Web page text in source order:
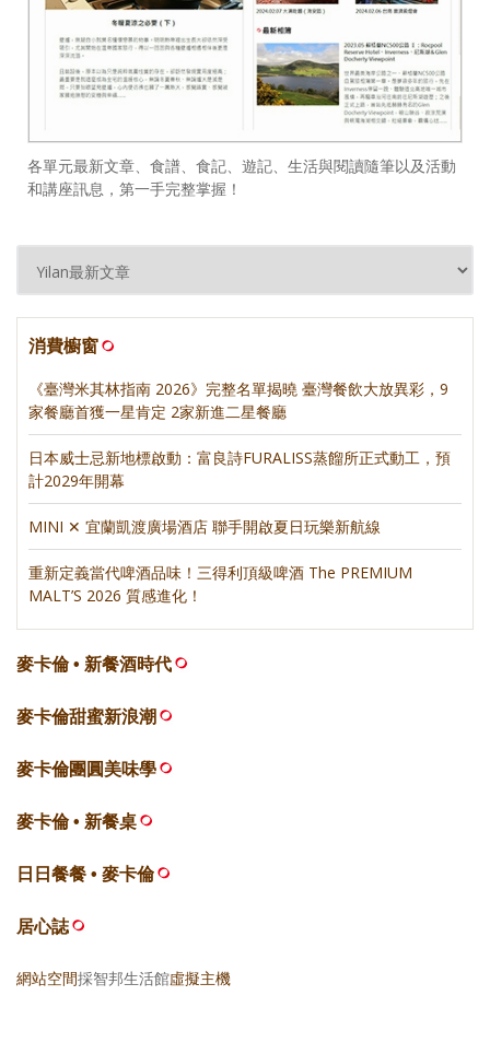
各單元最新文章、食譜、食記、遊記、生活與閱讀隨筆以及活動
和講座訊息，第一手完整掌握！
消費櫥窗
《臺灣米其林指南 2026》完整名單揭曉 臺灣餐飲大放異彩，9
家餐廳首獲一星肯定 2家新進二星餐廳
日本威士忌新地標啟動：富良詩FURALISS蒸餾所正式動工，預
計2029年開幕
MINI ✕ 宜蘭凱渡廣場酒店 聯手開啟夏日玩樂新航線
重新定義當代啤酒品味！三得利頂級啤酒 The PREMIUM
MALT’S 2026 質感進化！
麥卡倫 • 新餐酒時代
麥卡倫甜蜜新浪潮
麥卡倫團圓美味學
麥卡倫 • 新餐桌
日日餐餐 • 麥卡倫
居心誌
網站空間採智邦生活館虛擬主機